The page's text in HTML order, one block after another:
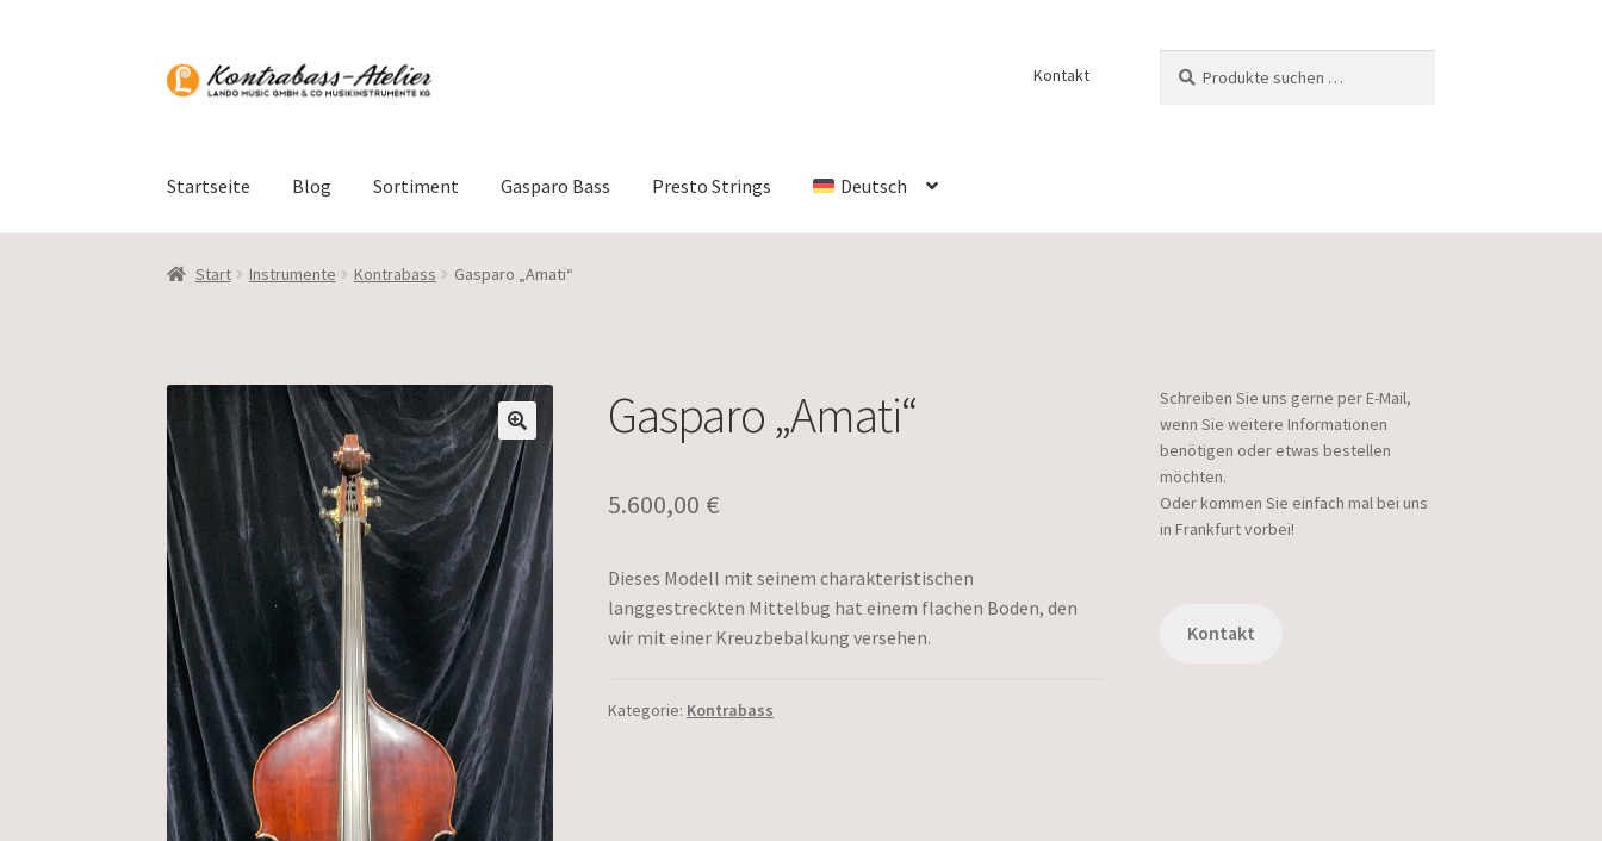
Zur
Navigation
Zum
Inhalt
Kontakt
nach:
Startseite Blog Sortiment Gasparo Bass Presto Strings Deutsch
Start Instrumente Kontrabass Gasparo „Amati“
Gasparo „Amati“
5.600,00 €
Dieses Modell mit seinem charakteristischen
langgestreckten Mittelbug hat einem flachen Boden, den
wir mit einer Kreuzbebalkung versehen.
Kategorie: Kontrabass
Schreiben Sie uns gerne per E-Mail,
wenn Sie weitere Informationen
benötigen oder etwas bestellen
möchten.
Oder kommen Sie einfach mal bei uns
in Frankfurt vorbei!
Kontakt